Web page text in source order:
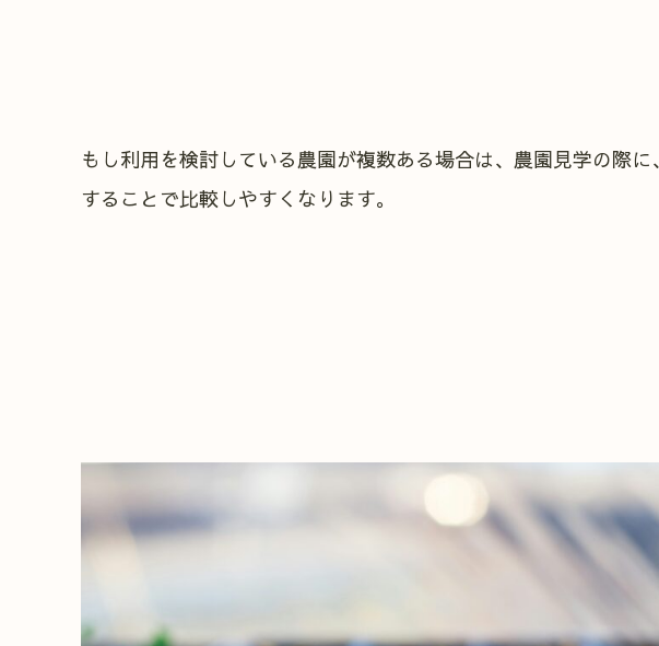
もし利用を検討している農園が複数ある場合は、農園見学の際
することで比較しやすくなります。